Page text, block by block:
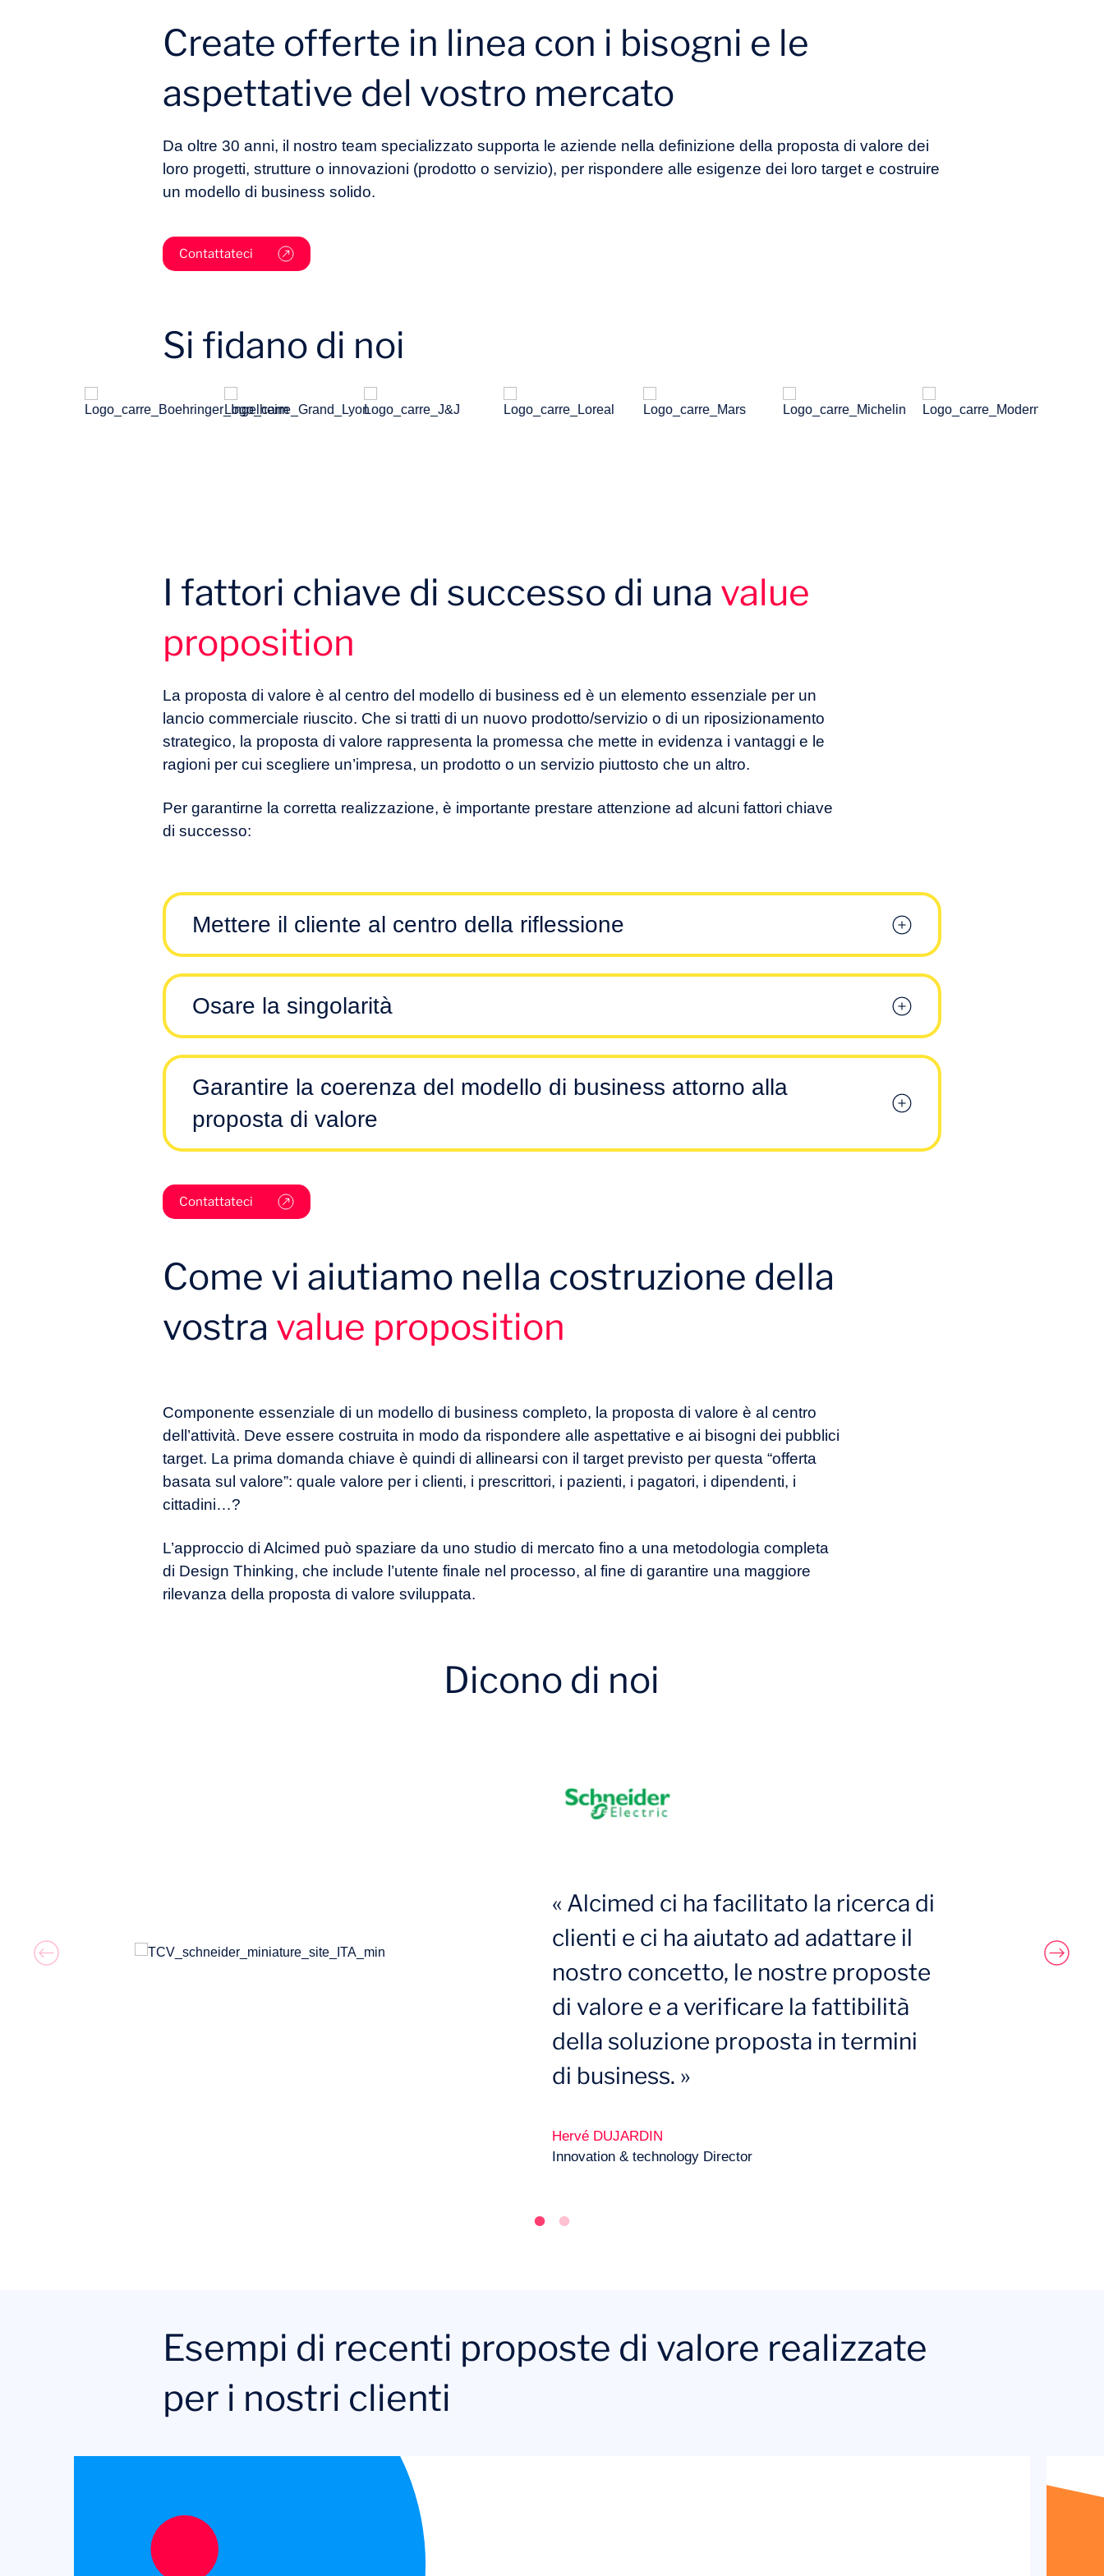
Create offerte in linea con i bisogni e le
aspettative del vostro mercato
Da oltre 30 anni, il nostro team specializzato supporta le aziende nella definizione della proposta di valore dei
loro progetti, strutture o innovazioni (prodotto o servizio), per rispondere alle esigenze dei loro target e costruire
un modello di business solido.
Contattateci
Si fidano di noi
I fattori chiave di successo di una value
proposition
La proposta di valore è al centro del modello di business ed è un elemento essenziale per un
lancio commerciale riuscito. Che si tratti di un nuovo prodotto/servizio o di un riposizionamento
strategico, la proposta di valore rappresenta la promessa che mette in evidenza i vantaggi e le
ragioni per cui scegliere un’impresa, un prodotto o un servizio piuttosto che un altro.
Per garantirne la corretta realizzazione, è importante prestare attenzione ad alcuni fattori chiave
di successo:
Mettere il cliente al centro della riflessione
Come ottimizzare l’identificazione dei bisogni? Quale approccio adottare per comprendere i
comportamenti del proprio target?
Osare la singolarità
Quale approccio adottare per identificare un vantaggio unico? Come mettere in risalto gli aspetti
differenzianti dell’offerta?
Garantire la coerenza del modello di business attorno alla
proposta di valore
In che modo la strategia globale e i valori dell’azienda si riflettono nella proposta di valore definita? I canali
Contattateci
Come vi aiutiamo nella costruzione della
vostra value proposition
Componente essenziale di un modello di business completo, la proposta di valore è al centro
dell’attività. Deve essere costruita in modo da rispondere alle aspettative e ai bisogni dei pubblici
target. La prima domanda chiave è quindi di allinearsi con il target previsto per questa “offerta
basata sul valore”: quale valore per i clienti, i prescrittori, i pazienti, i pagatori, i dipendenti, i
cittadini…?
L’approccio di Alcimed può spaziare da uno studio di mercato fino a una metodologia completa
di Design Thinking, che include l’utente finale nel processo, al fine di garantire una maggiore
rilevanza della proposta di valore sviluppata.
Dicono di noi
« Alcimed ci ha facilitato la ricerca di
clienti e ci ha aiutato ad adattare il
nostro concetto, le nostre proposte
di valore e a verificare la fattibilità
della soluzione proposta in termini
di business. »
Hervé DUJARDIN
Innovation & technology Director
Esempi di recenti proposte di valore realizzate
per i nostri clienti